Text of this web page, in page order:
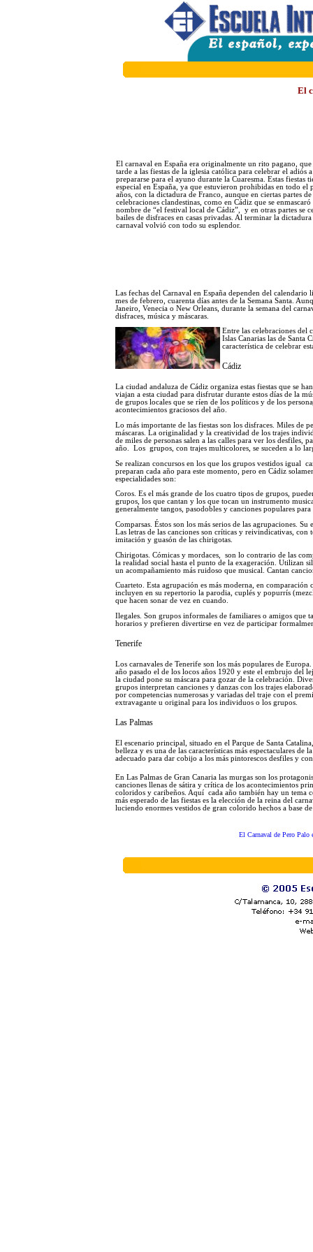
El
El carnaval en España era originalmente un rito pagano,
tarde a las fiestas de la iglesia católica para celebrar el adiós
prepararse para el ayuno durante la Cuaresma. Estas fiestas
especial en España, ya que estuvieron prohibidas en todo el
años, con la dictadura de Franco, aunque en ciertas partes de
celebraciones clandestinas, como en Cádiz que se
nombre de “el festival local de Cádiz”, y en otras partes se
bailes de disfraces en casas privadas. Al terminar la
carnaval volvió con todo su esplendor.
Las fechas del Carnaval en España dependen del
mes de febrero, cuarenta días antes de la Semana Santa.
Janeiro, Venecia o New Orleans, durante la semana del
disfraces, música y máscaras.
Entre las celebraciones del
Islas Canarias las de Santa
característica de celebrar
Cádiz
La ciudad andaluza de Cádiz organiza estas fiestas que se
viajan a esta ciudad para disfrutar durante estos días de la
de grupos locales que se ríen de los políticos y de los
acontecimientos graciosos del año.
Lo más importante de las fiestas son los disfraces. Miles de
máscaras. La originalidad y la creatividad de los trajes
de miles de personas salen a las calles para ver los desfiles,
año. Los grupos, con trajes multicolores, se suceden a lo
Se realizan concursos en los que los grupos vestidos igual
preparan cada año para este momento, pero en Cádiz
especialidades son:
Coros. Es el más grande de los cuatro tipos de grupos,
grupos, los que cantan y los que tocan un instrumento
generalmente tangos, pasodobles y canciones populares para
Comparsas. Éstos son los más serios de las agrupaciones.
Las letras de las canciones son críticas y reivindicativas,
imitación y guasón de las chirigotas.
Chirigotas. Cómicas y mordaces, son lo contrario de las
la realidad social hasta el punto de la exageración. Utilizan
un acompañamiento más ruidoso que musical. Cantan
Cuarteto. Esta agrupación es más moderna, en
incluyen en su repertorio la parodia, cuplés y popurrís
que hacen sonar de vez en cuando.
Ilegales. Son grupos informales de familiares o amigos que
horarios y prefieren divertirse en vez de participar
Tenerife
Los carnavales de Tenerife son los más populares de
año pasado el de los locos años 1920 y este el embrujo del
la ciudad pone su máscara para gozar de la celebración.
grupos interpretan canciones y danzas con los trajes
por competencias numerosas y variadas del traje con el
extravagante u original para los individuos o los grupos.
Las Palmas
El escenario principal, situado en el Parque de Santa
belleza y es una de las características más espectaculares de
adecuado para dar cobijo a los más pintorescos desfiles y
En Las Palmas de Gran Canaria las murgas son los
canciones llenas de sátira y crítica de los acontecimientos
coloridos y caribeños. Aquí cada año también hay un tema
más esperado de las fiestas es la elección de la reina del
luciendo enormes vestidos de gran colorido hechos a base
El Carnaval de Pero Palo